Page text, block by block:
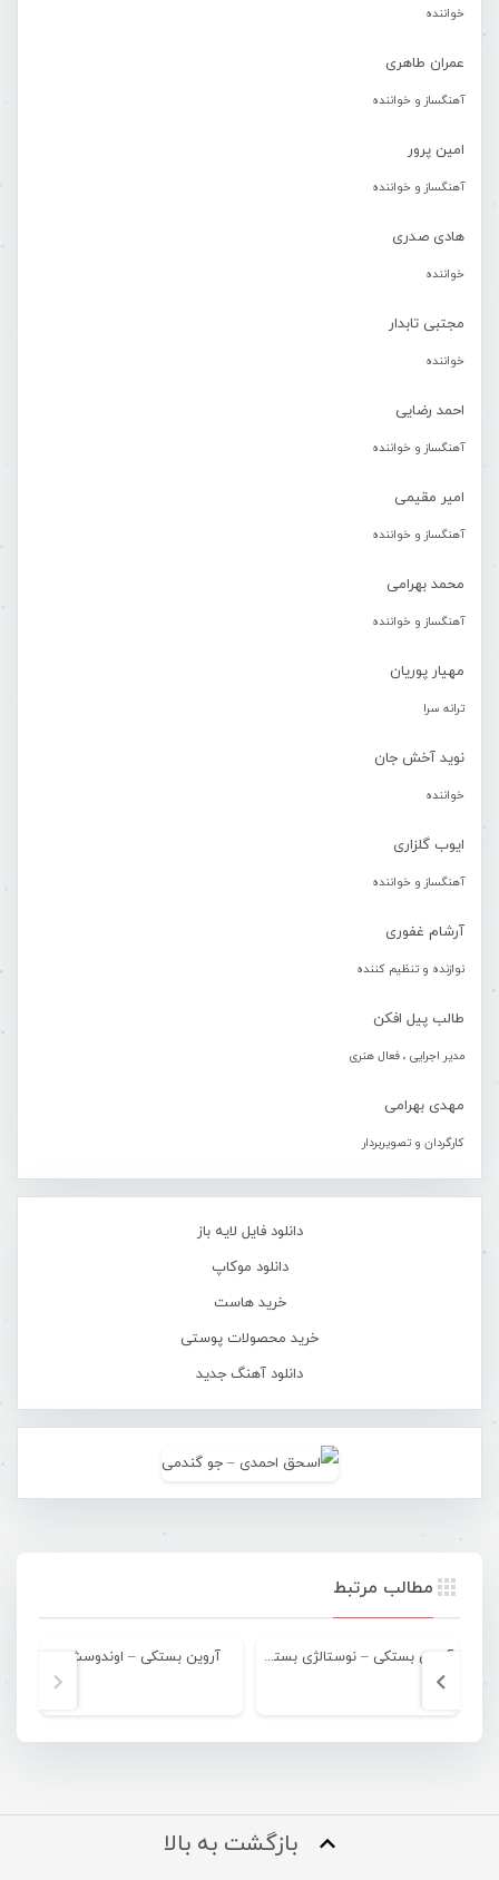
خواننده
عمران طاهری
آهنگساز و خواننده
امین پرور
آهنگساز و خواننده
هادی صدری
خواننده
مجتبی تابدار
خواننده
احمد رضایی
آهنگساز و خواننده
امیر مقیمی
آهنگساز و خواننده
محمد بهرامی
آهنگساز و خواننده
مهیار پوریان
ترانه سرا
نوید آخش جان
خواننده
ایوب گلزاری
آهنگساز و خواننده
آرشام غفوری
نوازنده و تنظیم کننده
طالب پیل افکن
مدیر اجرایی ، فعال هنری
مهدی بهرامی
کارگردان و تصویربردار
دانلود فایل لایه باز
دانلود موکاپ
خرید هاست
خرید محصولات پوستی
دانلود آهنگ جدید
مطالب مرتبط
آروین بستکی – نوستالژی بستکی آروین بستکی – اوندوسش
بازگشت به بالا